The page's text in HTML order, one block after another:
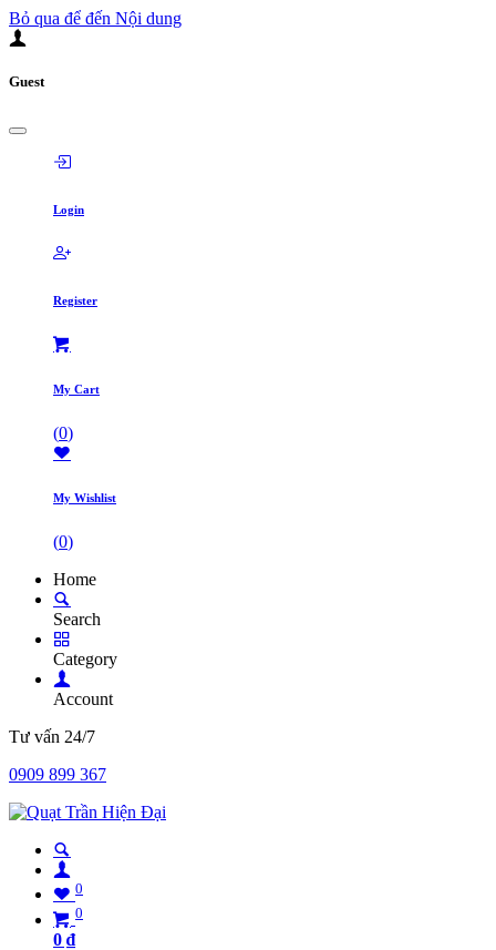
Bỏ qua để đến Nội dung
Guest
Login
Register
My Cart
(0)
My Wishlist
(0)
Home
Search
Category
Account
Tư vấn 24/7
0909 899 367
0
0
0 ₫